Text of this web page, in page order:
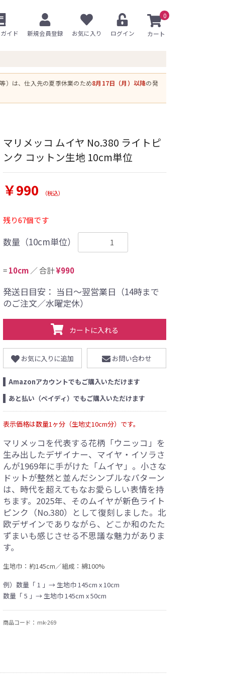
イド 新規会員登録 お気に入り ログイン
0
）は、仕入先の夏季休業のため8月17日（月）以降の発
マリメッコ ムイヤ No.380 ライトピ
ンク コットン生地 10cm単位
￥990 （税込）
残り67個です
数量（10cm単位）
=10cm／ 合計¥990
発送日目安： 当日〜翌営業日（14時まで
のご注文／水曜定休）
カートに入れる
お気に入りに追加 お問い合わせ
Amazonアカウントでもご購入いただけます
あと払い（ペイディ）でもご購入いただけます
表示価格は数量1ヶ分（生地丈10cm分）です。
マリメッコを代表する花柄「ウニッコ」を
生み出したデザイナー、マイヤ・イソラさ
んが1969年に手がけた「ムイヤ」。小さな
ドットが整然と並んだシンプルなパターン
は、時代を超えてもなお愛らしい表情を持
ちます。2025年、そのムイヤが新色ライト
ピンク（No.380）として復刻しました。北
欧デザインでありながら、どこか和のたた
ずまいも感じさせる不思議な魅力がありま
す。
生地巾：約145cm／組成：綿100%
例）数量「 1 」→ 生地巾 145cm x 10cm
数量「 5 」→ 生地巾 145cm x 50cm
商品コード： mk-269